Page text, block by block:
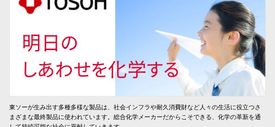
東ソーが生み出す多種多様な製品は、社会インフラや耐久消費財など人々の生活に役立つさ
まざまな最終製品に使われています。総合化学メーカーだからこそできる、化学の革新を通